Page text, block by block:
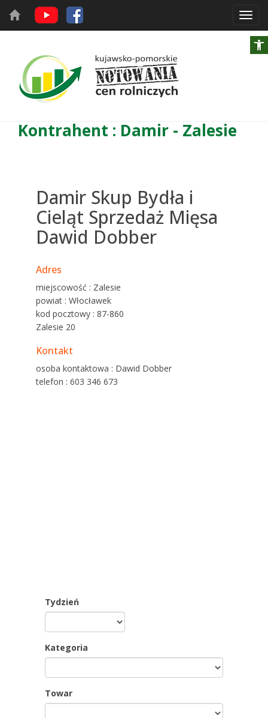
Kontrahent : Damir - Zalesie
Damir Skup Bydła i
Cieląt Sprzedaż Mięsa
Dawid Dobber
Adres
miejscowość : Zalesie
powiat : Włocławek
kod pocztowy : 87-860
Zalesie 20
Kontakt
osoba kontaktowa : Dawid Dobber
telefon : 603 346 673
Tydzień
Kategoria
Towar